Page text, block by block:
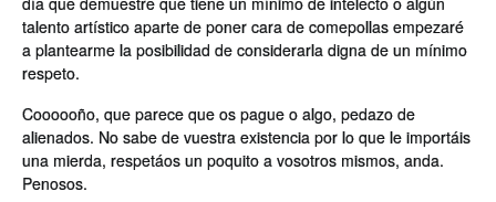
talento artí­stico aparte de poner cara de comepollas empezaré
a plantearme la posibilidad de considerarla digna de un mí­nimo
respeto.
Coooooño, que parece que os pague o algo, pedazo de
alienados. No sabe de vuestra existencia por lo que le importáis
una mierda, respetáos un poquito a vosotros mismos, anda.
Penosos.